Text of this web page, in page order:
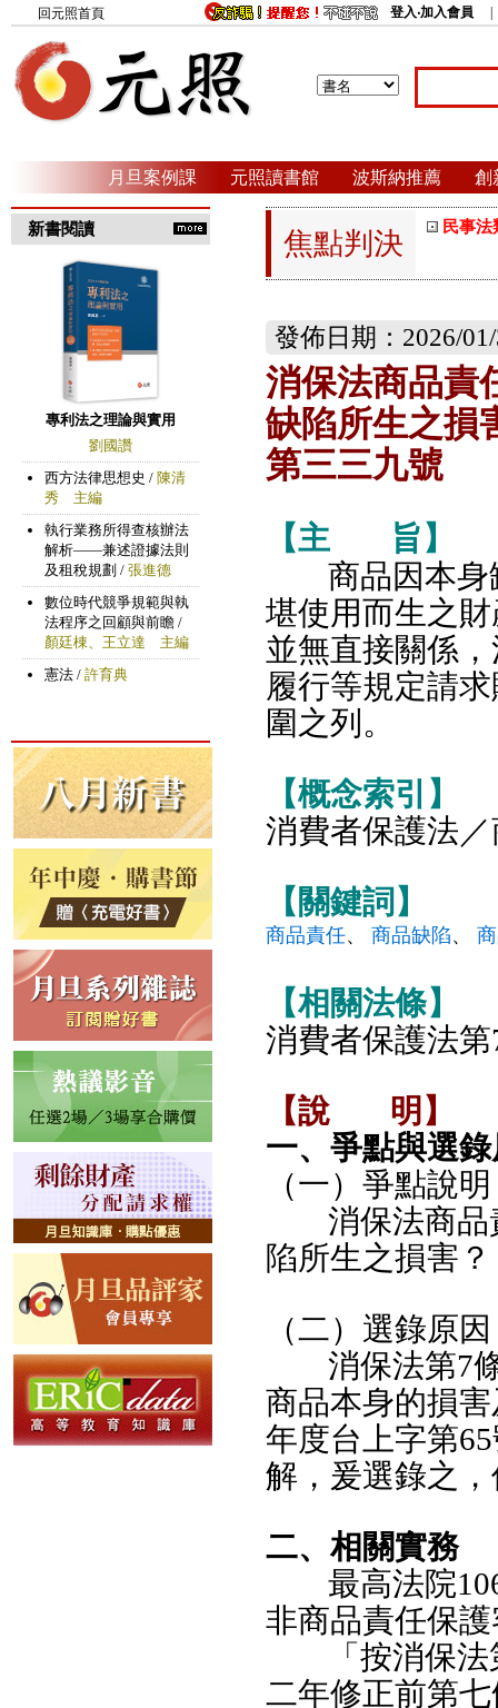
回元照首頁 登入‧加入會員
月旦案例課 元照讀書館 波斯納推薦 創
新書閱讀 焦點判決 民事法
發佈日期：2026/
消保法商品責
缺陷所生之
第三三九號
【主
旨】
商品因本
堪使用而生之
並無直接關係
履行等規定請
圍之列。
【概念索引】
消費者保護法
【關鍵詞】
商品責任、 商品缺陷、
【相關法條】
消費者保護法第
【說
明】
一、爭點與選
（一）爭點說明
消保法商
陷所生之損害？
（二）選錄原因
消保法第7
商品本身的損
年度台上字第
解，爰選錄之
二、相關實務
最高法院
非商品責任保
「按消保
二年修正前第